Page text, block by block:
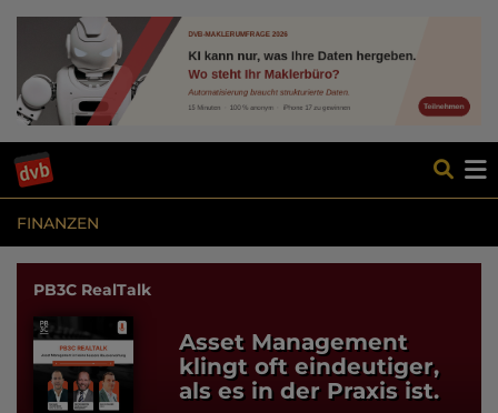
FINANZEN
PB3C RealTalk
Asset Management
klingt oft eindeutiger,
als es in der Praxis ist.